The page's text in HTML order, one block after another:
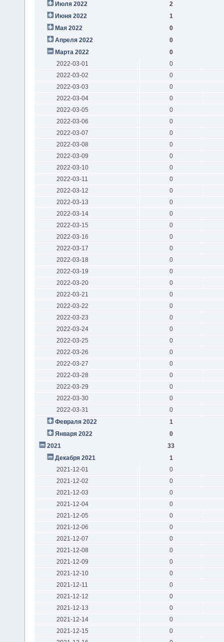
Июля 2022
2
Июня 2022
1
Мая 2022
0
Апреля 2022
0
Марта 2022
0
2022-03-01
0
2022-03-02
0
2022-03-03
0
2022-03-04
0
2022-03-05
0
2022-03-06
0
2022-03-07
0
2022-03-08
0
2022-03-09
0
2022-03-10
0
2022-03-11
0
2022-03-12
0
2022-03-13
0
2022-03-14
0
2022-03-15
0
2022-03-16
0
2022-03-17
0
2022-03-18
0
2022-03-19
0
2022-03-20
0
2022-03-21
0
2022-03-22
0
2022-03-23
0
2022-03-24
0
2022-03-25
0
2022-03-26
0
2022-03-27
0
2022-03-28
0
2022-03-29
0
2022-03-30
0
2022-03-31
0
Февраля 2022
1
Января 2022
0
2021
33
Декабря 2021
1
2021-12-01
0
2021-12-02
0
2021-12-03
0
2021-12-04
0
2021-12-05
0
2021-12-06
0
2021-12-07
0
2021-12-08
0
2021-12-09
0
2021-12-10
0
2021-12-11
0
2021-12-12
0
2021-12-13
0
2021-12-14
0
2021-12-15
0